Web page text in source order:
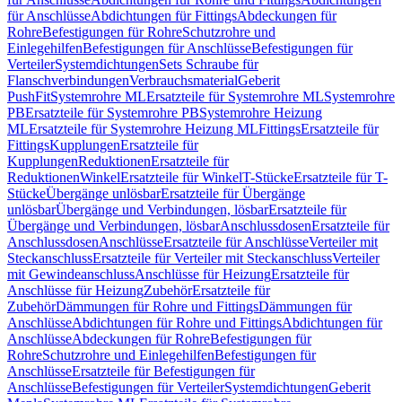
für AnschlüsseAbdichtungen für FittingsAbdeckungen für
RohreBefestigungen für RohreSchutzrohre und
EinlegehilfenBefestigungen für AnschlüsseBefestigungen für
VerteilerSystemdichtungenSets Schraube für
FlanschverbindungenVerbrauchsmaterialGeberit
PushFitSystemrohre MLErsatzteile für Systemrohre MLSystemrohre
PBErsatzteile für Systemrohre PBSystemrohre Heizung
MLErsatzteile für Systemrohre Heizung MLFittingsErsatzteile für
FittingsKupplungenErsatzteile für
KupplungenReduktionenErsatzteile für
ReduktionenWinkelErsatzteile für WinkelT-StückeErsatzteile für T-
StückeÜbergänge unlösbarErsatzteile für Übergänge
unlösbarÜbergänge und Verbindungen, lösbarErsatzteile für
Übergänge und Verbindungen, lösbarAnschlussdosenErsatzteile für
AnschlussdosenAnschlüsseErsatzteile für AnschlüsseVerteiler mit
SteckanschlussErsatzteile für Verteiler mit SteckanschlussVerteiler
mit GewindeanschlussAnschlüsse für HeizungErsatzteile für
Anschlüsse für HeizungZubehörErsatzteile für
ZubehörDämmungen für Rohre und FittingsDämmungen für
AnschlüsseAbdichtungen für Rohre und FittingsAbdichtungen für
AnschlüsseAbdeckungen für RohreBefestigungen für
RohreSchutzrohre und EinlegehilfenBefestigungen für
AnschlüsseErsatzteile für Befestigungen für
AnschlüsseBefestigungen für VerteilerSystemdichtungenGeberit